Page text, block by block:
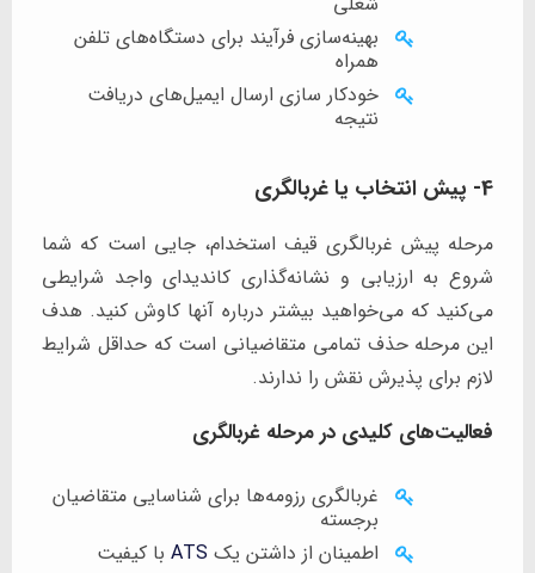
بهینه‌سازی فرآیند برای دستگاه‌های تلفن
همراه
خودکار سازی ارسال ایمیل‌های دریافت
نتیجه
4- پیش انتخاب یا غربالگری
مرحله پیش غربالگری قیف استخدام، جایی است که شما
شروع به ارزیابی و نشانه‌گذاری کاندیدای واجد شرایطی
می‌کنید که می‌خواهید بیشتر درباره آنها کاوش کنید. هدف
این مرحله حذف تمامی متقاضیانی است که حداقل شرایط
لازم برای پذیرش نقش را ندارند.
فعالیت‌های کلیدی در مرحله غربالگری
غربالگری رزومه‌ها برای شناسایی متقاضیان
برجسته
اطمینان از داشتن یک ATS با کیفیت